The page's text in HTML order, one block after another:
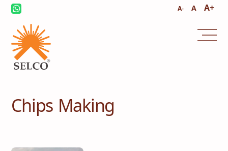
A- A A+
സമാലോചന
Chips Making